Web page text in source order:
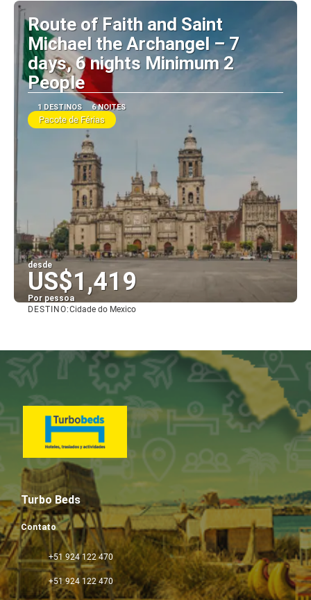
Route of Faith and Saint
Michael the Archangel – 7
days, 6 nights Minimum 2
People
1 DESTINOS 6 NOITES
Pacote de Férias
desde
US$1,419
Por pessoa
DESTINO:Cidade do Mexico
Turbo Beds
Contato
+51 924 122 470
+51 924 122 470